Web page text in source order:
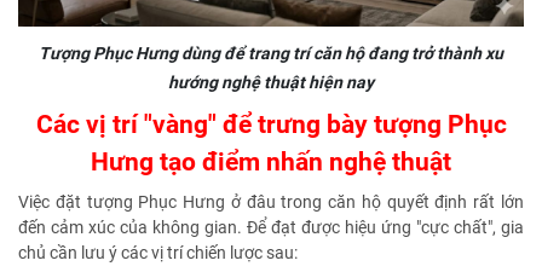
Tượng Phục Hưng dùng để trang trí căn hộ đang trở thành xu
hướng nghệ thuật hiện nay
Các vị trí "vàng" để trưng bày tượng Phục
Hưng tạo điểm nhấn nghệ thuật
Việc đặt tượng Phục Hưng ở đâu trong căn hộ quyết định rất lớn
đến cảm xúc của không gian. Để đạt được hiệu ứng "cực chất", gia
chủ cần lưu ý các vị trí chiến lược sau: